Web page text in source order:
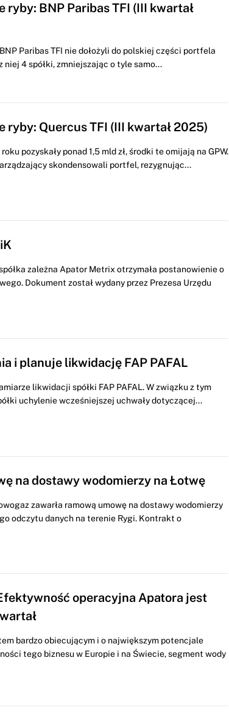
ryby: BNP Paribas TFI (III kwartał
Paribas TFI nie dołożyli do polskiej części portfela
4 spółki, zmniejszając o tyle samo...
ryby: Quercus TFI (III kwartał 2025)
pozyskały ponad 1,5 mld zł, środki te omijają na GPW.
skondensowali portfel, rezygnując...
zależna Apator Metrix otrzymała postanowienie o
Dokument został wydany przez Prezesa Urzędu
i planuje likwidację FAP PAFAL
likwidacji spółki FAP PAFAL. W związku z tym
uchylenie wcześniejszej uchwały dotyczącej...
na dostawy wodomierzy na Łotwę
zawarła ramową umowę na dostawy wodomierzy
odczytu danych na terenie Rygi. Kontrakt o
operacyjna Apatora jest
bardzo obiecującym i o największym potencjale
tego biznesu w Europie i na Świecie, segment wody